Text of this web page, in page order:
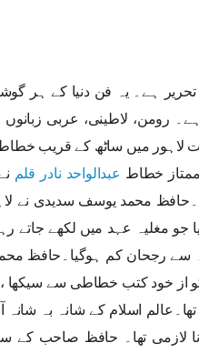
ہے۔ یہ فن دنیا کے ہر گوشے
رومن، لاطینی، عربی
لاہور میں ساٹھ کے قریب
خطاط عبدالواحد نادر قلم
محمد یوسف سدیدی نے
جو مغلیہ عہد میں لکھے
سے رجحان کم ہوگیا۔حافظ
از خود کتب خطاطی سے سیکھا
تھا۔عالم اسلام کے شانہ بہ
لازمی تھا۔ حافظ صاحب کے